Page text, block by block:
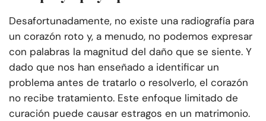
Desafortunadamente, no existe una radiografía para
un corazón roto y, a menudo, no podemos expresar
con palabras la magnitud del daño que se siente. Y
dado que nos han enseñado a identificar un
problema antes de tratarlo o resolverlo, el corazón
no recibe tratamiento. Este enfoque limitado de
curación puede causar estragos en un matrimonio.